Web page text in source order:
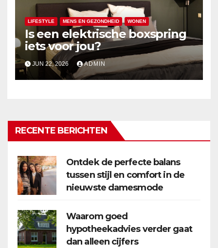
LIFESTYLE MENS EN GEZONDHEID WONEN
Is een elektrische boxspring
iets voor jou?
JUN 22, 2026 ADMIN
RECENTE BERICHTEN
Ontdek de perfecte balans
tussen stijl en comfort in de
nieuwste damesmode
Waarom goed
hypotheekadvies verder gaat
dan alleen cijfers